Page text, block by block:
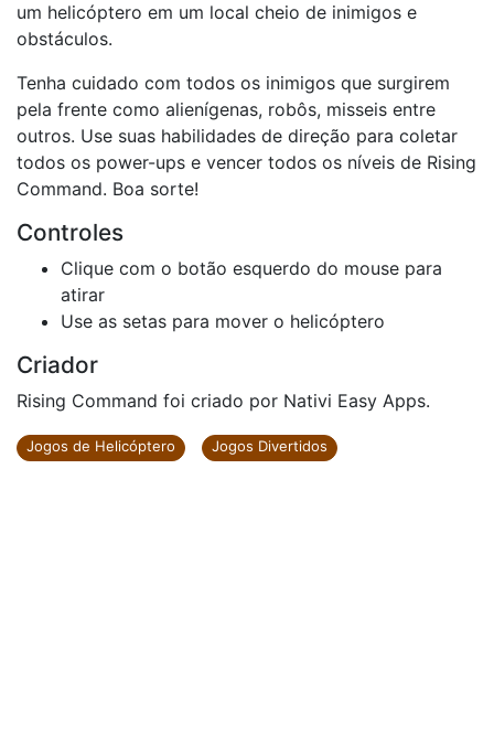
um helicóptero em um local cheio de inimigos e
obstáculos.
Tenha cuidado com todos os inimigos que surgirem
pela frente como alienígenas, robôs, misseis entre
outros. Use suas habilidades de direção para coletar
todos os power-ups e vencer todos os níveis de Rising
Command. Boa sorte!
Controles
Clique com o botão esquerdo do mouse para
atirar
Use as setas para mover o helicóptero
Criador
Rising Command foi criado por Nativi Easy Apps.
Jogos de Helicóptero Jogos Divertidos